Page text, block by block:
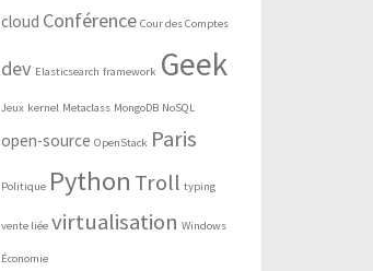
cloud Conférence Cour des Comptes
dev Elasticsearch framework Geek
Jeux kernel Metaclass MongoDB NoSQL
open-source OpenStack Paris
Politique Python Troll typing
vente liée virtualisation Windows
Économie